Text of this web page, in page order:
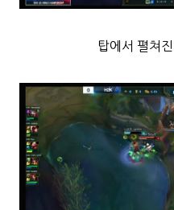
탑에서 펼쳐